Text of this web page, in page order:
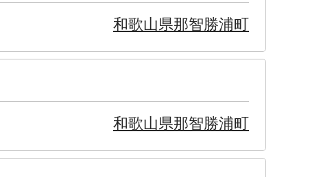
和歌山県那智勝浦町
和歌山県那智勝浦町